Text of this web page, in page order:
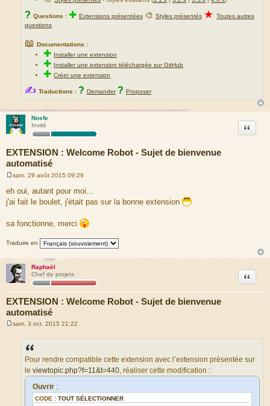
? Questions : ✚ Extensions présentées 🎨 Styles présentés ★ Toutes autres
questions
📖 Documentations :
✚ Installer une extension
✚ Installer une extension téléchargée sur GitHub
✚Créer une extension
✍ Traductions : ? Demander ? Proposer
Nosfe
Invité
EXTENSION : Welcome Robot - Sujet de bienvenue
automatisé
Citation
s
s
e
sam. 29 août 2015 09:29
eh oui, autant pour moi...
j'ai fait le boulet, j'était pas sur la bonne extension
sa fonctionne, merci
Traduire en
Raphaël
Chef de projets
EXTENSION : Welcome Robot - Sujet de bienvenue
automatisé
Citation
sam. 3 oct. 2015 21:22
Pour rendre compatible cette extension avec l’extension présentée sur
le viewtopic.php?f=11&t=440 , réaliser cette modification :
Ouvrir :
CODE : TOUT SÉLECTIONNER